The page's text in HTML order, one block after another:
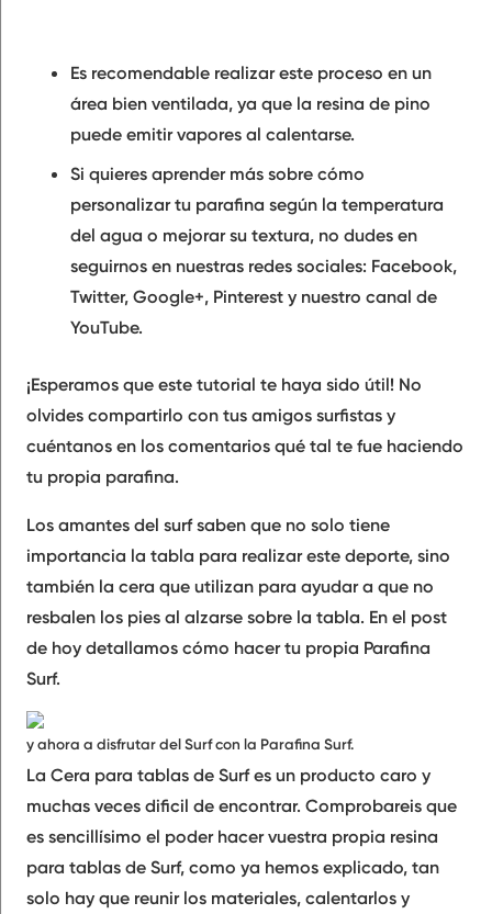
Es recomendable realizar este proceso en un
área bien ventilada, ya que la resina de pino
puede emitir vapores al calentarse.
Si quieres aprender más sobre cómo
personalizar tu parafina según la temperatura
del agua o mejorar su textura, no dudes en
seguirnos en nuestras redes sociales: Facebook,
Twitter, Google+, Pinterest y nuestro canal de
YouTube.
¡Esperamos que este tutorial te haya sido útil! No
olvides compartirlo con tus amigos surfistas y
cuéntanos en los comentarios qué tal te fue haciendo
tu propia parafina.
Los amantes del surf saben que no solo tiene
importancia la tabla para realizar este deporte, sino
también la cera que utilizan para ayudar a que no
resbalen los pies al alzarse sobre la tabla. En el post
de hoy detallamos cómo hacer tu propia Parafina
Surf.
y ahora a disfrutar del Surf con la Parafina Surf.
La Cera para tablas de Surf es un producto caro y
muchas veces dificil de encontrar. Comprobareis que
es sencillísimo el poder hacer vuestra propia resina
para tablas de Surf, como ya hemos explicado, tan
solo hay que reunir los materiales, calentarlos y